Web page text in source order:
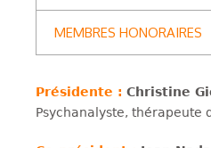
MEMBRES HONORAIRES
Présidente : Christine
Psychanalyste, thérapeute